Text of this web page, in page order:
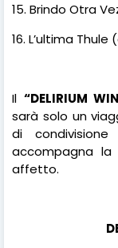
15. Brindo Otra
16. L’ultima
Il “DELIRIUM
sarà solo un
di
accompagna
affetto.